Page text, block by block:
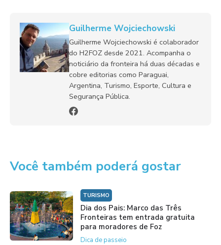
Guilherme Wojciechowski
Guilherme Wojciechowski é colaborador
do H2FOZ desde 2021. Acompanha o
noticiário da fronteira há duas décadas e
cobre editorias como Paraguai,
Argentina, Turismo, Esporte, Cultura e
Segurança Pública.
Você também poderá gostar
TURISMO
Dia dos Pais: Marco das Três
Fronteiras tem entrada gratuita
para moradores de Foz
Dica de passeio